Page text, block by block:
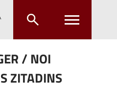
/ NOI
ZITADINS